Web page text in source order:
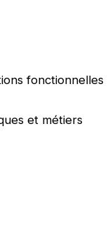
fonctionnelles
et métiers